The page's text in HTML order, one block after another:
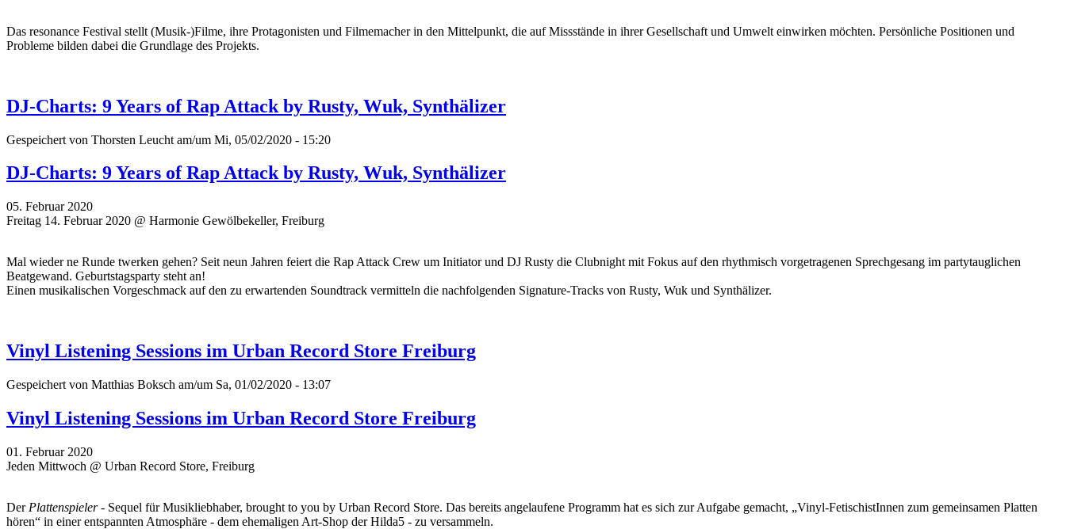
Das resonance Festival stellt (Musik-)Filme, ihre Protagonisten und Filmemacher in den Mittelpunkt, die auf Missstände in ihrer Gesellschaft und Umwelt einwirken möchten. Persönliche Positionen und
Probleme bilden dabei die Grundlage des Projekts.
DJ-Charts: 9 Years of Rap Attack by Rusty, Wuk, Synthälizer
Gespeichert von Thorsten Leucht am/um Mi, 05/02/2020 - 15:20
DJ-Charts: 9 Years of Rap Attack by Rusty, Wuk, Synthälizer
05. Februar 2020
Freitag 14. Februar 2020 @ Harmonie Gewölbekeller, Freiburg
Mal wieder ne Runde twerken gehen? Seit neun Jahren feiert die Rap Attack Crew um Initiator und DJ Rusty die Clubnight mit Fokus auf den rhythmisch vorgetragenen Sprechgesang im partytauglichen
Beatgewand. Geburtstagsparty steht an!
Einen musikalischen Vorgeschmack auf den zu erwartenden Soundtrack vermitteln die nachfolgenden Signature-Tracks von Rusty, Wuk und Synthälizer.
Vinyl Listening Sessions im Urban Record Store Freiburg
Gespeichert von Matthias Boksch am/um Sa, 01/02/2020 - 13:07
Vinyl Listening Sessions im Urban Record Store Freiburg
01. Februar 2020
Jeden Mittwoch @ Urban Record Store, Freiburg
Der Plattenspieler- Sequel für Musikliebhaber, brought to you by Urban Record Store. Das bereits angelaufene Programm hat es sich zur Aufgabe gemacht, „Vinyl-FetischistInnen zum gemeinsamen Platten
hören“ in einer entspannten Atmosphäre - dem ehemaligen Art-Shop der Hilda5 - zu versammeln.